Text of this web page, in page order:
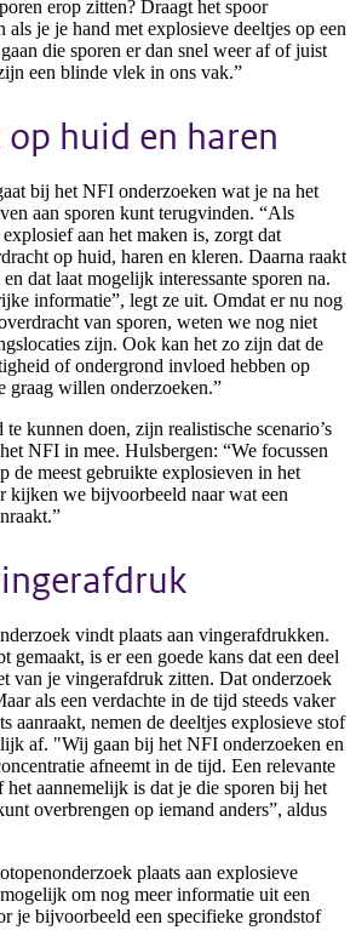
erop zitten? Draagt het spoor
je je hand met explosieve deeltjes op een
die sporen er dan snel weer af of juist
een blinde vlek in ons vak.”
huid en haren
bij het NFI onderzoeken wat je na het
aan sporen kunt terugvinden. “Als
aan het maken is, zorgt dat
op huid, haren en kleren. Daarna raakt
dat laat mogelijk interessante sporen na.
informatie”, legt ze uit. Omdat er nu nog
van sporen, weten we nog niet
zijn. Ook kan het zo zijn dat de
of ondergrond invloed hebben op
graag willen onderzoeken.”
kunnen doen, zijn realistische scenario’s
NFI in mee. Hulsbergen: “We focussen
de meest gebruikte explosieven in het
kijken we bijvoorbeeld naar wat een
vindt plaats aan vingerafdrukken.
gemaakt, is er een goede kans dat een deel
van je vingerafdruk zitten. Dat onderzoek
als een verdachte in de tijd steeds vaker
aanraakt, nemen de deeltjes explosieve stof
af. "Wij gaan bij het NFI onderzoeken en
afneemt in de tijd. Een relevante
aannemelijk is dat je die sporen bij het
overbrengen op iemand anders”, aldus
plaats aan explosieve
om nog meer informatie uit een
je bijvoorbeeld een specifieke grondstof